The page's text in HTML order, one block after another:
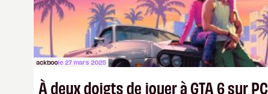
dépêche…
ackboole 27 mars 2025
À deux doigts de jouer à GTA 6 sur PC